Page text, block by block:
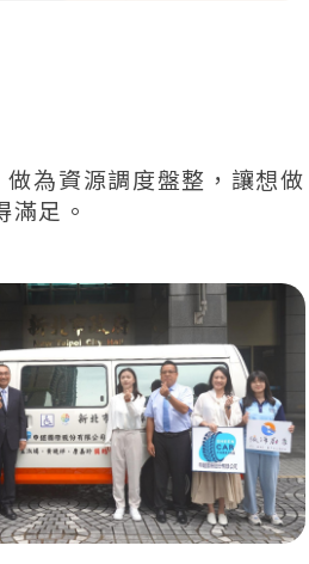
為資源調度盤整，讓想做
足。